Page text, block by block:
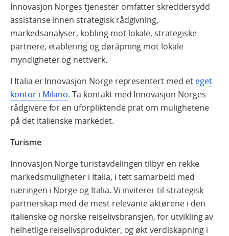
Innovasjon Norges tjenester omfatter skreddersydd
assistanse innen strategisk rådgivning,
markedsanalyser, kobling mot lokale, strategiske
partnere, etablering og døråpning mot lokale
myndigheter og nettverk.
I Italia er Innovasjon Norge representert med et eget
kontor i Milano. Ta kontakt med Innovasjon Norges
rådgivere for en uforpliktende prat om mulighetene
på det italienske markedet.
Turisme
Innovasjon Norge turistavdelingen tilbyr en rekke
markedsmuligheter i Italia, i tett samarbeid med
næringen i Norge og Italia. Vi inviterer til strategisk
partnerskap med de mest relevante aktørene i den
italienske og norske reiselivsbransjen, for utvikling av
helhetlige reiselivsprodukter, og økt verdiskapning i